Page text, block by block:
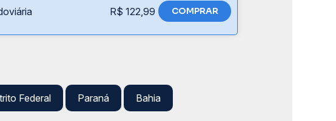
R$ 122,99 COMPRAR
Federal Paraná Bahia